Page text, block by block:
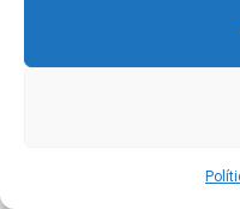
importa é que, a cada